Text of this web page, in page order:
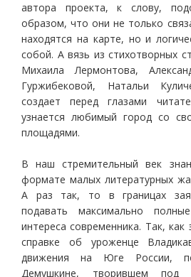
автора проекта, к слову,
образом, что они не только
находятся на карте, но и
собой. А вязь из стихотворных
Михаила Лермонтова,
Гуржибековой, Натальи
создает перед глазами
узнается любимый город со
площадями.
В наш стремительный век
формате малых литературных
А раз так, то в границах
подавать максимально
интереса современника. Так,
справке об уроженце
движения на Юге России,
Демушкине, творившем под